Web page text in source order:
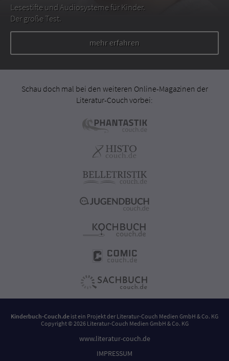
Lesestifte und Audiosysteme für Kinder.
Der große Test.
mehr erfahren
Schau doch mal bei den weiteren Online-Magazinen der
Literatur-Couch vorbei:
Kinderbuch-Couch.de ist ein Projekt der Literatur-Couch Medien GmbH & Co. KG
Copyright © 2026 Literatur-Couch Medien GmbH & Co. KG
www.literatur-couch.de
IMPRESSUM